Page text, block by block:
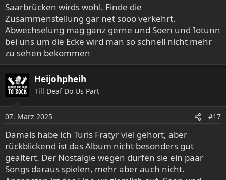
Saarbrücken wirds wohl. Finde die
Zusammenstellung gar net sooo verkehrt.
Abwechselung mag ganz gerne und Soen und Iotunn
bei uns um die Ecke wird man so schnell nicht mehr
zu sehen bekommen
Heijohpheih
Till Deaf Do Us Part
07. März 2025 #17
Damals habe ich Turis Fratyr viel gehört, aber
rückblickend ist das Album nicht besonders gut
gealtert. Der Nostalgie wegen dürfen sie ein paar
Songs daraus spielen, mehr aber auch nicht.